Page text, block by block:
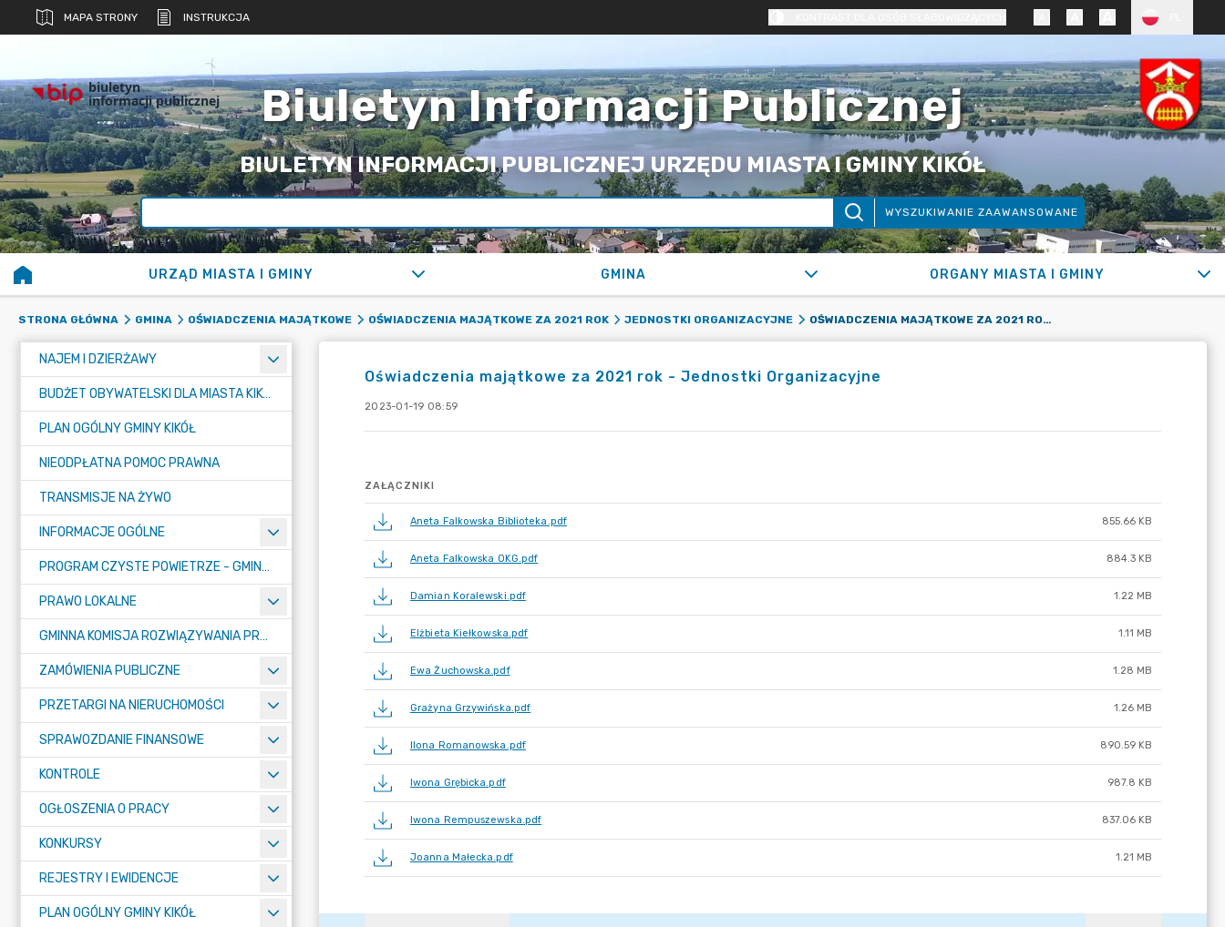
MAPA STRONY INSTRUKCJA
biuletyn
informacji publicznej Biuletyn Informacji Publicznej
BIULETYN INFORMACJI PUBLICZNEJ URZĘDU MIASTA I GMINY KIKÓŁ
WYSZUKIWANIE ZAAWANSOWANE
URZĄD MIASTA I GMINY GMINA ORGANY MIASTA I GMINY
STRONA GŁÓWNA GMINA OŚWIADCZENIA MAJĄTKOWE OŚWIADCZENIA MAJĄTKOWE ZA 2021 ROK JEDNOSTKI ORGANIZACYJNE OŚWIADCZENIA MAJĄTKOWE ZA 2021 ROK - JEDNOSTKI ORGANIZACYJNE
NAJEM I DZIERŻAWY
BUDŻET OBYWATELSKI DLA MIASTA KIKÓŁ
PLAN OGÓLNY GMINY KIKÓŁ
NIEODPŁATNA POMOC PRAWNA
TRANSMISJE NA ŻYWO
INFORMACJE OGÓLNE
PROGRAM CZYSTE POWIETRZE - GMINA KIKÓŁ
PRAWO LOKALNE
GMINNA KOMISJA ROZWIĄZYWANIA PROBLEMÓW ALKOHOLOWYCH
ZAMÓWIENIA PUBLICZNE
PRZETARGI NA NIERUCHOMOŚCI
SPRAWOZDANIE FINANSOWE
KONTROLE
OGŁOSZENIA O PRACY
KONKURSY
REJESTRY I EWIDENCJE
PLAN OGÓLNY GMINY KIKÓŁ
Oświadczenia majątkowe za 2021 rok - Jednostki Organizacyjne
2023-01-19 08:59
ZAŁĄCZNIKI
Aneta Falkowska Biblioteka.pdf 855.66 KB
Aneta Falkowska OKG.pdf 884.3 KB
Damian Koralewski.pdf 1.22 MB
Elżbieta Kiełkowska.pdf 1.11 MB
Ewa Żuchowska.pdf 1.28 MB
Grażyna Grzywińska.pdf 1.26 MB
Ilona Romanowska.pdf 890.59 KB
Iwona Grębicka.pdf 987.8 KB
Iwona Rempuszewska.pdf 837.06 KB
Joanna Małecka.pdf 1.21 MB